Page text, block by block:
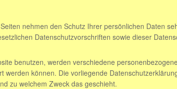
nehmen den Schutz Ihrer persönlichen Daten
Datenschutzvorschriften sowie dieser
benutzen, werden verschiedene
werden können. Die vorliegende
zu welchem Zweck das geschieht.